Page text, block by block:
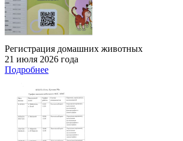
Регистрация домашних животных
21 июля 2026 года
Подробнее